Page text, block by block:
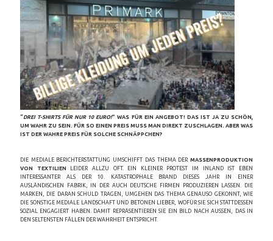
“DREI T-SHIRTS FÜR NUR 10 EURO!” WAS FÜR EIN ANGEBOT! DAS IST JA ZU SCHÖN,
UM WAHR ZU SEIN. FÜR SO EINEN PREIS MUSS MAN DIREKT ZUSCHLAGEN. ABER WAS
IST DER WAHRE PREIS FÜR SOLCHE SCHNÄPPCHEN?
DIE MEDIALE BERICHTERSTATTUNG UMSCHIFFT DAS THEMA DER MASSENPRODUKTION
VON TEXTILIEN LEIDER ALLZU OFT. EIN KLEINER PROTEST IM INLAND IST EBEN
INTERESSANTER ALS DER 10. KATASTROPHALE BRAND DIESES JAHR IN EINER
AUSLÄNDISCHEN FABRIK, IN DER AUCH DEUTSCHE FIRMEN PRODUZIEREN LASSEN. DIE
MARKEN, DIE DARAN SCHULD TRAGEN, UMGEHEN DAS THEMA GENAUSO GEKONNT, WIE
DIE SONSTIGE MEDIALE LANDSCHAFT UND BETONEN LIEBER, WOFÜR SIE SICH STATTDESSEN
SOZIAL ENGAGIERT HABEN. DAMIT REPRÄSENTIEREN SIE EIN BILD NACH AUSSEN, DAS IN D
EN SELTENSTEN FÄLLEN DER WAHRHEIT ENTSPRICHT.